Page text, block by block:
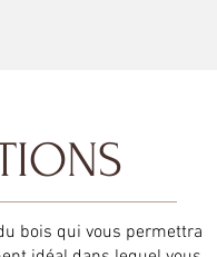
bois qui vous permettra